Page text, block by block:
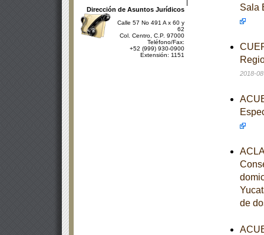
Dirección de Asuntos Jurídicos
Calle 57 No 491 A x 60 y
62
Col. Centro, C.P. 97000
Teléfono/Fax:
+52 (999) 930-0900
Extensión: 1151
Sala
2018-
de